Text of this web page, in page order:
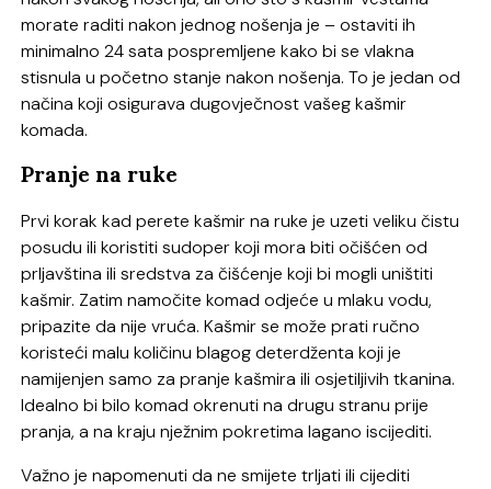
morate raditi nakon jednog nošenja je – ostaviti ih
minimalno 24 sata pospremljene kako bi se vlakna
stisnula u početno stanje nakon nošenja. To je jedan od
načina koji osigurava dugovječnost vašeg kašmir
komada.
Pranje na ruke
Prvi korak kad perete kašmir na ruke je uzeti veliku čistu
posudu ili koristiti sudoper koji mora biti očišćen od
prljavština ili sredstva za čišćenje koji bi mogli uništiti
kašmir. Zatim namočite komad odjeće u mlaku vodu,
pripazite da nije vruća. Kašmir se može prati ručno
koristeći malu količinu blagog deterdženta koji je
namijenjen samo za pranje kašmira ili osjetiljivih tkanina.
Idealno bi bilo komad okrenuti na drugu stranu prije
pranja, a na kraju nježnim pokretima lagano iscijediti.
Važno je napomenuti da ne smijete trljati ili cijediti